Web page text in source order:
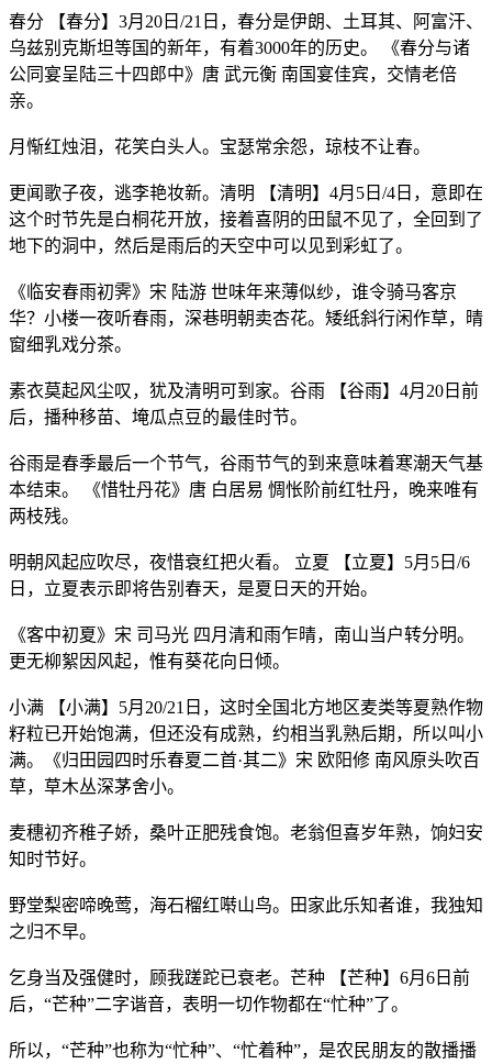
春分 【春分】3月20日/21日，春分是伊朗、土耳其、阿富汗、
乌兹别克斯坦等国的新年，有着3000年的历史。 《春分与诸
公同宴呈陆三十四郎中》唐 武元衡 南国宴佳宾，交情老倍
亲。
月惭红烛泪，花笑白头人。宝瑟常余怨，琼枝不让春。
更闻歌子夜，逃李艳妆新。清明 【清明】4月5日/4日，意即在
这个时节先是白桐花开放，接着喜阴的田鼠不见了，全回到了
地下的洞中，然后是雨后的天空中可以见到彩虹了。
《临安春雨初霁》宋 陆游 世味年来薄似纱，谁令骑马客京
华？小楼一夜听春雨，深巷明朝卖杏花。矮纸斜行闲作草，晴
窗细乳戏分茶。
素衣莫起风尘叹，犹及清明可到家。谷雨 【谷雨】4月20日前
后，播种移苗、埯瓜点豆的最佳时节。
谷雨是春季最后一个节气，谷雨节气的到来意味着寒潮天气基
本结束。 《惜牡丹花》唐 白居易 惆怅阶前红牡丹，晚来唯有
两枝残。
明朝风起应吹尽，夜惜衰红把火看。 立夏 【立夏】5月5日/6
日，立夏表示即将告别春天，是夏日天的开始。
《客中初夏》宋 司马光 四月清和雨乍晴，南山当户转分明。
更无柳絮因风起，惟有葵花向日倾。
小满 【小满】5月20/21日，这时全国北方地区麦类等夏熟作物
籽粒已开始饱满，但还没有成熟，约相当乳熟后期，所以叫小
满。《归田园四时乐春夏二首·其二》宋 欧阳修 南风原头吹百
草，草木丛深茅舍小。
麦穗初齐稚子娇，桑叶正肥残食饱。老翁但喜岁年熟，饷妇安
知时节好。
野堂梨密啼晚莺，海石榴红啭山鸟。田家此乐知者谁，我独知
之归不早。
乞身当及强健时，顾我蹉跎已衰老。芒种 【芒种】6月6日前
后，“芒种”二字谐音，表明一切作物都在“忙种”了。
所以，“芒种”也称为“忙种”、“忙着种”，是农民朋友的散播播